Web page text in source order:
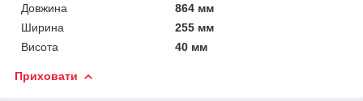
Довжина
864 мм
Ширина
255 мм
Висота
40 мм
Приховати